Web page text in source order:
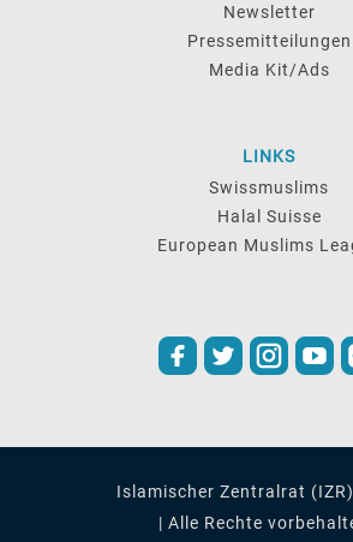
Newsletter
Pressemitteilungen
Media Kit/Ads
LINKS
Swissmuslims
Halal Suisse
European Muslims
Islamischer Zentralrat
| Alle Rechte